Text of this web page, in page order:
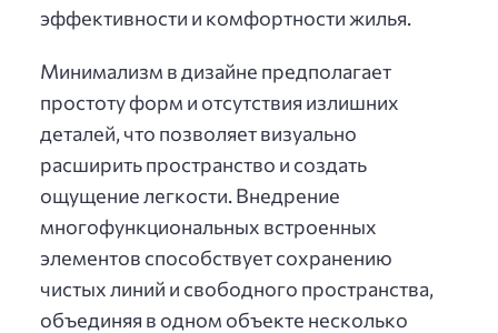
эффективности и комфортности жилья.
Минимализм в дизайне предполагает
простоту форм и отсутствия излишних
деталей, что позволяет визуально
расширить пространство и создать
ощущение легкости. Внедрение
многофункциональных встроенных
элементов способствует сохранению
чистых линий и свободного пространства,
объединяя в одном объекте несколько